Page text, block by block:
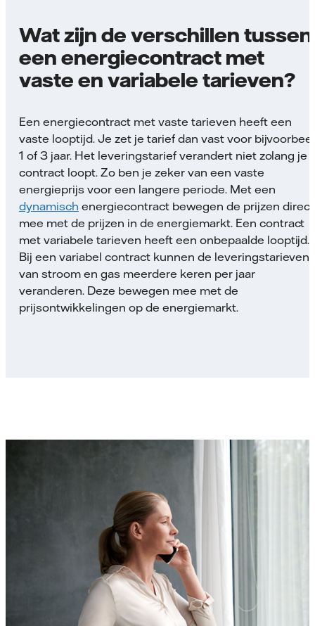
Wat zijn de verschillen tussen
een energiecontract met
vaste en variabele tarieven?
Een energiecontract met vaste tarieven heeft een
vaste looptijd. Je zet je tarief dan vast voor
1 of 3 jaar. Het leveringstarief verandert niet zolang je
contract loopt. Zo ben je zeker van een vaste
energieprijs voor een langere periode. Met een
dynamisch energiecontract bewegen de prijzen direct
mee met de prijzen in de energiemarkt. Een contract
met variabele tarieven heeft een onbepaalde looptijd.
Bij een variabel contract kunnen de leveringstarieven
van stroom en gas meerdere keren per jaar
veranderen. Deze bewegen mee met de
prijsontwikkelingen op de energiemarkt.